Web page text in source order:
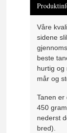
Våre
sidene
beste
hurtig og
mår og
Tanen er
450
nederst
bred).